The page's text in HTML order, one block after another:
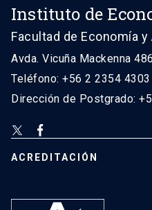
Instituto de
Facultad de Economía
Avda. Vicuña Mackenna
Teléfono: +56 2 2354 4303
Dirección de Postgrado:
ACREDITACIÓN